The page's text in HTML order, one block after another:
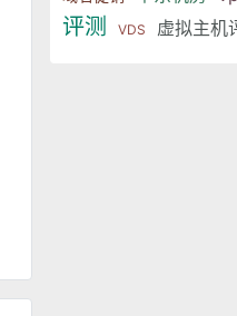
评测 VDS 虚拟主机